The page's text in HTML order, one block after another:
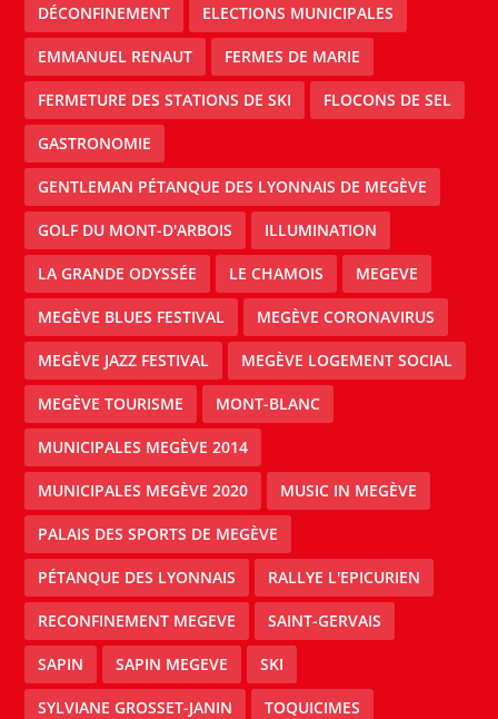
DÉCONFINEMENT ELECTIONS MUNICIPALES
EMMANUEL RENAUT FERMES DE MARIE
FERMETURE DES STATIONS DE SKI FLOCONS DE SEL
GASTRONOMIE
GENTLEMAN PÉTANQUE DES LYONNAIS DE MEGÈVE
GOLF DU MONT-D'ARBOIS ILLUMINATION
LA GRANDE ODYSSÉE LE CHAMOIS MEGEVE
MEGÈVE BLUES FESTIVAL MEGÈVE CORONAVIRUS
MEGÈVE JAZZ FESTIVAL MEGÈVE LOGEMENT SOCIAL
MEGÈVE TOURISME MONT-BLANC
MUNICIPALES MEGÈVE 2014
MUNICIPALES MEGÈVE 2020 MUSIC IN MEGÈVE
PALAIS DES SPORTS DE MEGÈVE
PÉTANQUE DES LYONNAIS RALLYE L'EPICURIEN
RECONFINEMENT MEGEVE SAINT-GERVAIS
SAPIN SAPIN MEGEVE SKI
SYLVIANE GROSSET-JANIN TOQUICIMES